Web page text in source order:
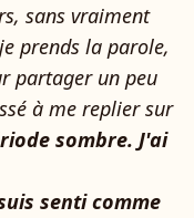
sans vraiment
prends la parole,
partager un peu
à me replier sur
sombre. J'ai
senti comme